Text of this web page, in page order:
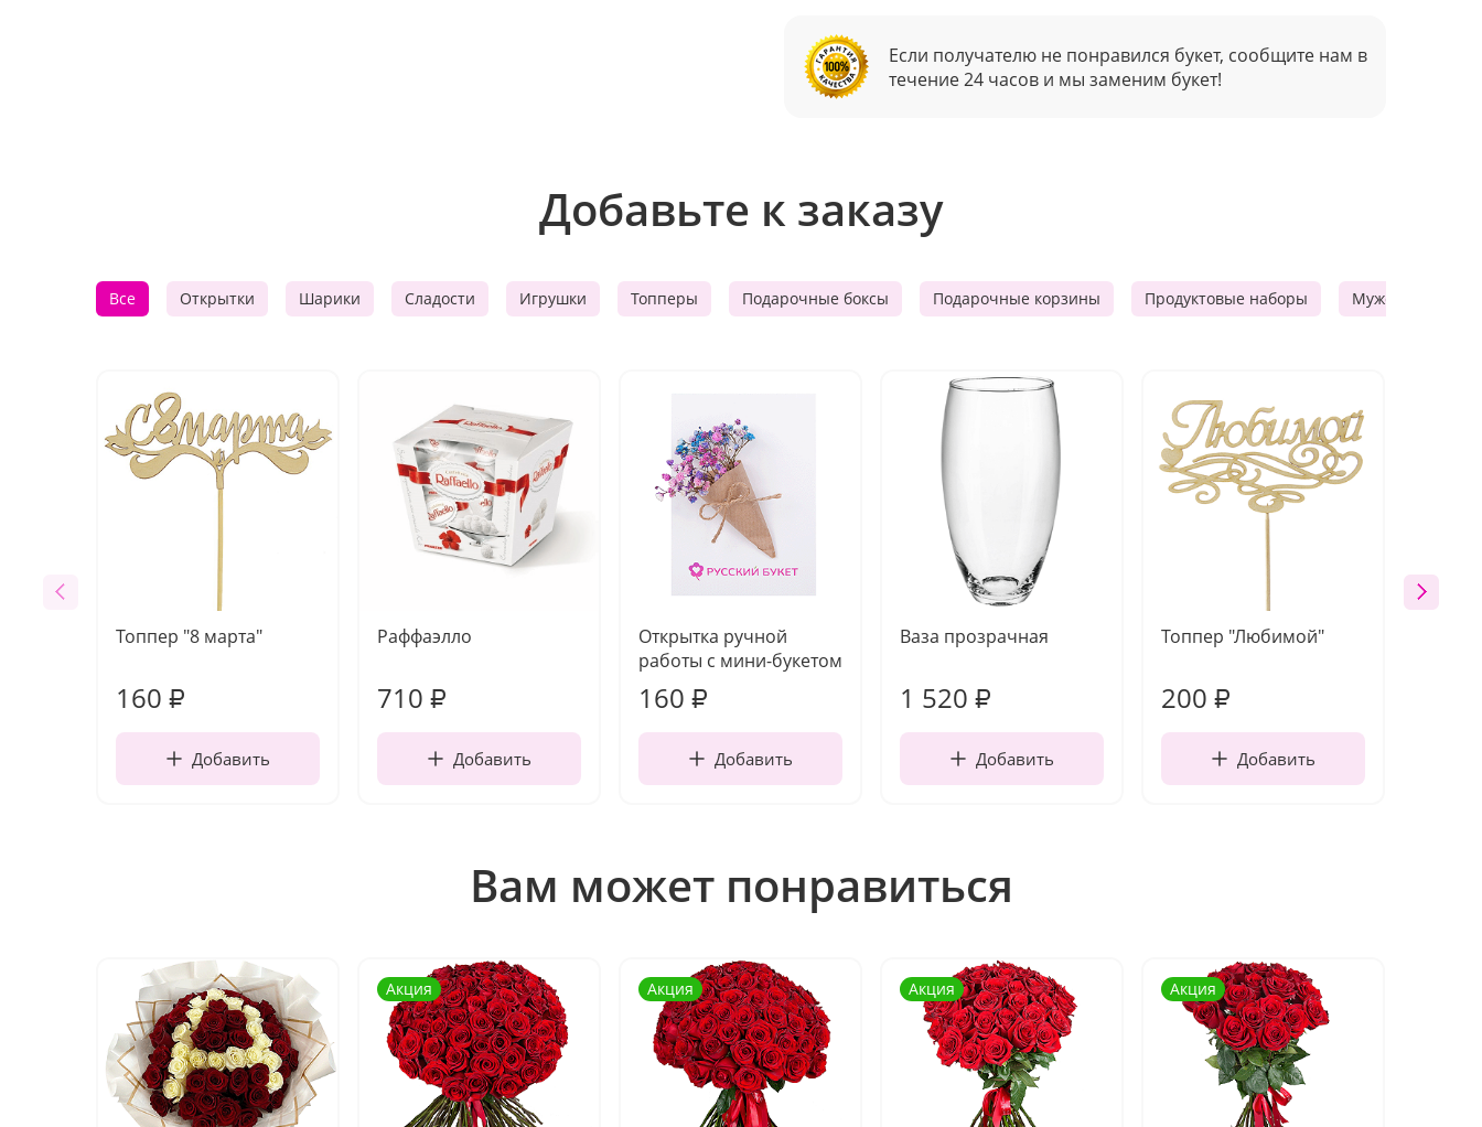
Если получателю не понравился букет, сообщите нам в
течение 24 часов и мы заменим букет!
Добавьте к заказу
Все Открытки Шарики Сладости Игрушки Топперы Подарочные боксы Подарочные корзины Продуктовые наборы Мужские
Топпер "8 марта"
160 ₽
Добавить
Раффаэлло
710 ₽
Добавить
Открытка ручной
работы с мини-букетом
160 ₽
Добавить
Ваза прозрачная
1 520 ₽
Добавить
Топпер "Любимой"
200 ₽
Добавить
Вам может понравиться
Акция Акция Акция Акция